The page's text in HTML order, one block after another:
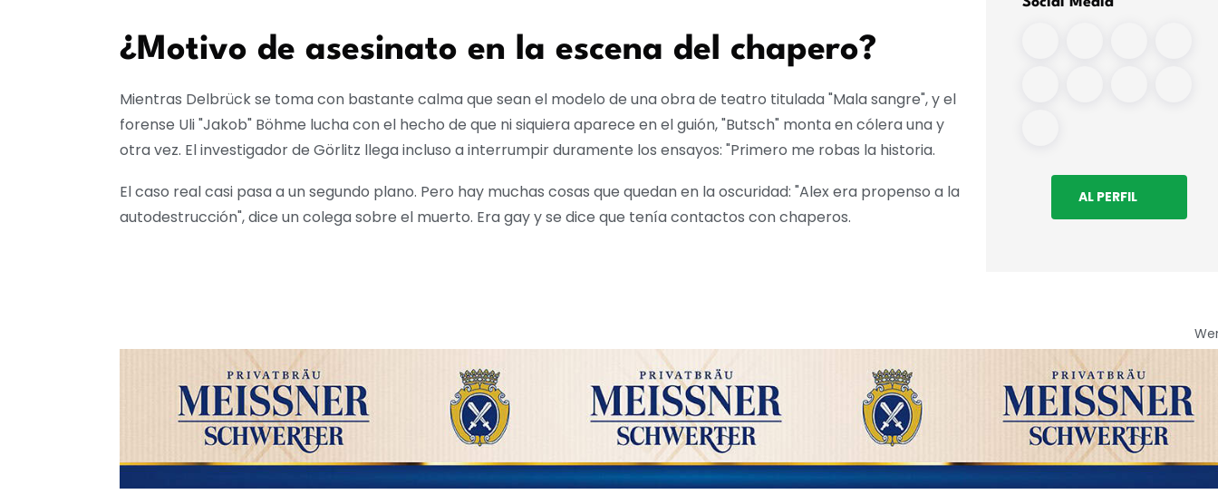
¿Motivo de asesinato en la escena del chapero?
Mientras Delbrück se toma con bastante calma que sean el modelo de una obra de teatro titulada "Mala sangre", y el
forense Uli "Jakob" Böhme lucha con el hecho de que ni siquiera aparece en el guión, "Butsch" monta en cólera una y
otra vez. El investigador de Görlitz llega incluso a interrumpir duramente los ensayos: "Primero me robas la historia.
El caso real casi pasa a un segundo plano. Pero hay muchas cosas que quedan en la oscuridad: "Alex era propenso a la
autodestrucción", dice un colega sobre el muerto. Era gay y se dice que tenía contactos con chaperos.
AL PERFIL